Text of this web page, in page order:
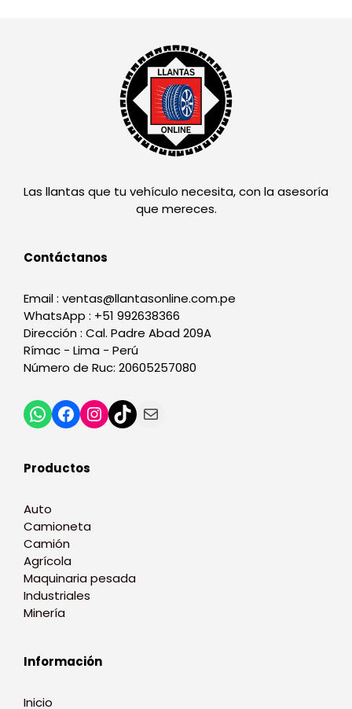
Las llantas que tu vehículo necesita, con la asesoría
que mereces.
Contáctanos
Email : ventas@llantasonline.com.pe
WhatsApp : +51 992638366
Dirección : Cal. Padre Abad 209A
Rímac - Lima - Perú
Número de Ruc: 20605257080
Productos
Auto
Camioneta
Camión
Agrícola
Maquinaria pesada
Industriales
Minería
Información
Inicio